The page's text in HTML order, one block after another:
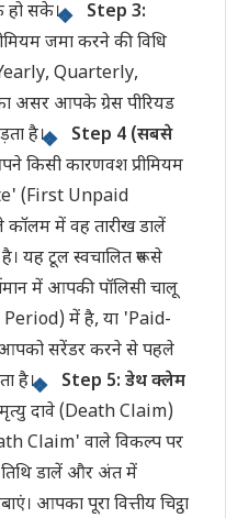
हो सके।
Step 3:
जमा करने की विधि
Yearly, Quarterly,
असर आपके ग्रेस पीरियड
है।
Step 4 (सबसे
किसी कारणवश प्रीमियम
(First Unpaid
में वह तारीख डालें
यह टूल स्वचालित रूप से
में आपकी पॉलिसी चालू
Period) में है, या 'Paid-
सरेंडर करने से पहले
है।
Step 5: डेथ क्लेम
मृत्यु दावे (Death Claim)
Claim' वाले विकल्प पर
डालें और अंत में
आपका पूरा वित्तीय चिट्ठा